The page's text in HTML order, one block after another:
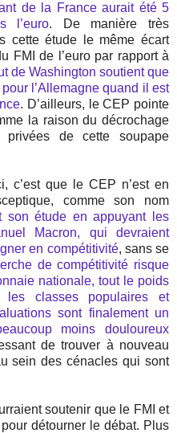
de la France aurait été 5
l’euro. De manière très
cette étude le même écart
FMI de l’euro par rapport à
de Washington soutient que
l’Allemagne quand il est
. D’ailleurs, le CEP pointe
la raison du décrochage
de cette soupape
c’est que le CEP n’est en
comme son nom
son étude en appuyant les
Macron, qui devraient
en compétitivité, sans se
de compétitivité risque
nationale, tout le poids
classes populaires et
sont finalement un
moins douloureux
de trouver à nouveau
sein des cénacles qui sont
soutenir que le FMI et
détourner le débat. Plus